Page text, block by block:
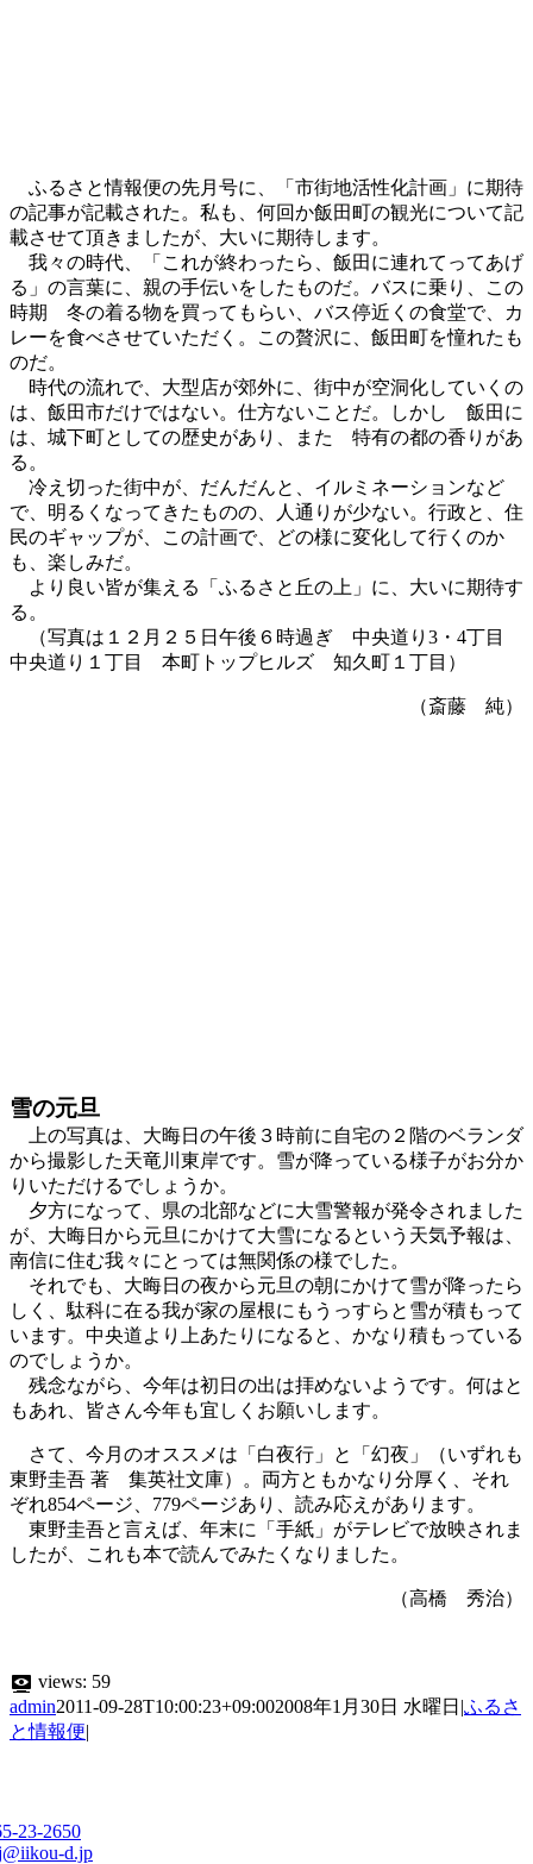
ふるさと情報便の先月号に、「市街地活性化計画」に期待
の記事が記載された。私も、何回か飯田町の観光について記
載させて頂きましたが、大いに期待します。
我々の時代、「これが終わったら、飯田に連れてってあげ
る」の言葉に、親の手伝いをしたものだ。バスに乗り、この
時期 冬の着る物を買ってもらい、バス停近くの食堂で、カ
レーを食べさせていただく。この贅沢に、飯田町を憧れたも
のだ。
時代の流れで、大型店が郊外に、街中が空洞化していくの
は、飯田市だけではない。仕方ないことだ。しかし 飯田に
は、城下町としての歴史があり、また 特有の都の香りがあ
る。
冷え切った街中が、だんだんと、イルミネーションなど
で、明るくなってきたものの、人通りが少ない。行政と、住
民のギャップが、この計画で、どの様に変化して行くのか
も、楽しみだ。
より良い皆が集える「ふるさと丘の上」に、大いに期待す
る。
（写真は１２月２５日午後６時過ぎ 中央道り3・4丁目
中央道り１丁目 本町トップヒルズ 知久町１丁目）
（斎藤 純）
雪の元旦
上の写真は、大晦日の午後３時前に自宅の２階のベランダ
から撮影した天竜川東岸です。雪が降っている様子がお分か
りいただけるでしょうか。
夕方になって、県の北部などに大雪警報が発令されました
が、大晦日から元旦にかけて大雪になるという天気予報は、
南信に住む我々にとっては無関係の様でした。
それでも、大晦日の夜から元旦の朝にかけて雪が降ったら
しく、駄科に在る我が家の屋根にもうっすらと雪が積もって
います。中央道より上あたりになると、かなり積もっている
のでしょうか。
残念ながら、今年は初日の出は拝めないようです。何はと
もあれ、皆さん今年も宜しくお願いします。
さて、今月のオススメは「白夜行」と「幻夜」（いずれも
東野圭吾 著 集英社文庫）。両方ともかなり分厚く、それ
ぞれ854ページ、779ページあり、読み応えがあります。
東野圭吾と言えば、年末に「手紙」がテレビで放映されま
したが、これも本で読んでみたくなりました。
（高橋 秀治）
views: 59
admin2011-09-28T10:00:23+09:002008年1月30日 水曜日 |ふるさ
と情報便|
23-2650
d.jp